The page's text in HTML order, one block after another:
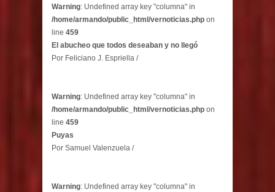
Warning: Undefined array key "columna" in
/home/armando/public_html/vernoticias.php on
line 459
El abucheo que todos deseaban y no llegó
Por Feliciano J. Espriella /
Warning: Undefined array key "columna" in
/home/armando/public_html/vernoticias.php on
line 459
Puyas
Por Samuel Valenzuela /
Warning: Undefined array key "columna" in